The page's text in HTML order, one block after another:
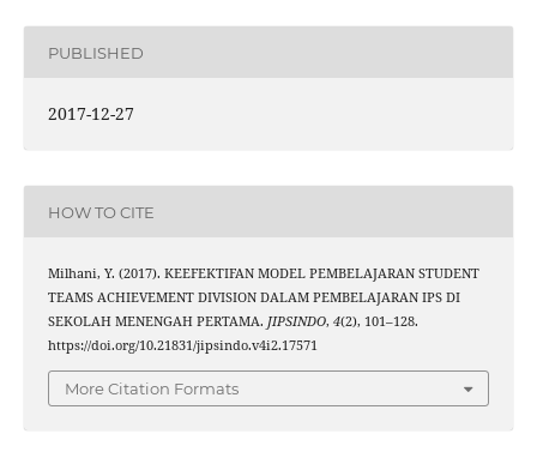
PUBLISHED
2017-12-27
HOW TO CITE
Milhani, Y. (2017). KEEFEKTIFAN MODEL PEMBELAJARAN STUDENT
TEAMS ACHIEVEMENT DIVISION DALAM PEMBELAJARAN IPS DI
SEKOLAH MENENGAH PERTAMA. JIPSINDO, 4(2), 101–128.
https://doi.org/10.21831/jipsindo.v4i2.17571
More Citation Formats